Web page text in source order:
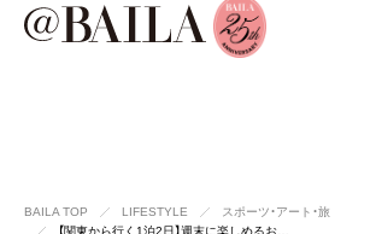
BAILA TOP LIFESTYLE
スポーツ・アート・旅
【関東から行く1泊2日】週末に楽しめるお…